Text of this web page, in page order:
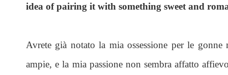
idea of pairing it with something sweet and
Avrete già notato la mia ossessione per le
ampie, e la mia passione non sembra affatto